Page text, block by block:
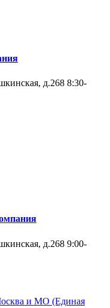
д.268 8:30-
д.268 9:00-
и МО (Единая